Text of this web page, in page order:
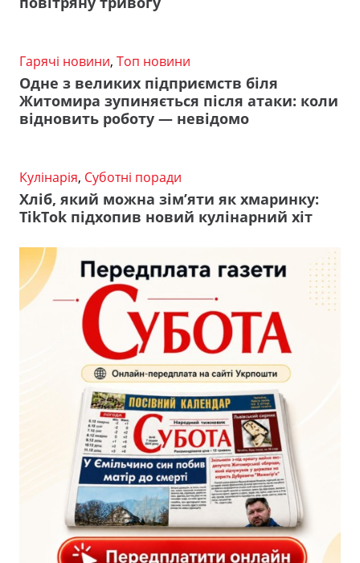
Гарячі новини, Топ новини
Одне з великих підприємств біля
Житомира зупиняється після атаки: коли
відновить роботу — невідомо
Кулінарія, Суботні поради
Хліб, який можна зім’яти як хмаринку:
TikTok підхопив новий кулінарний хіт